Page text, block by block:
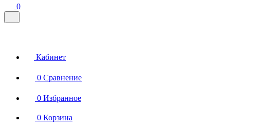
0
Кабинет
0 Сравнение
0 Избранное
0 Корзина